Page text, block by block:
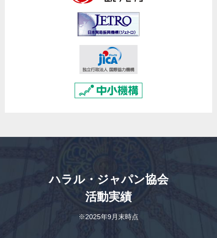
ハラル・ジャパン協会
活動実績
※2025年9月末時点